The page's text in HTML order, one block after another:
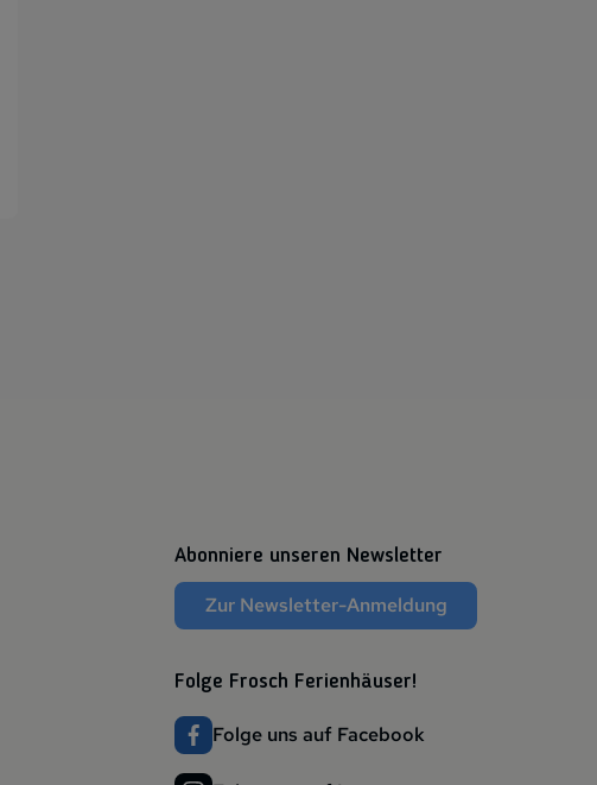
Abonniere unseren Newsletter
Zur Newsletter-Anmeldung
Folge Frosch Ferienhäuser!
Folge uns auf Facebook